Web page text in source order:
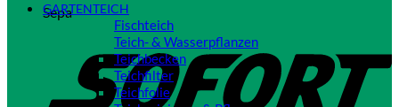
Sepa
GARTENTEICH
Fischteich
Teich- & Wasserpflanzen
Teichbecken
Teichfilter
Teichfolie